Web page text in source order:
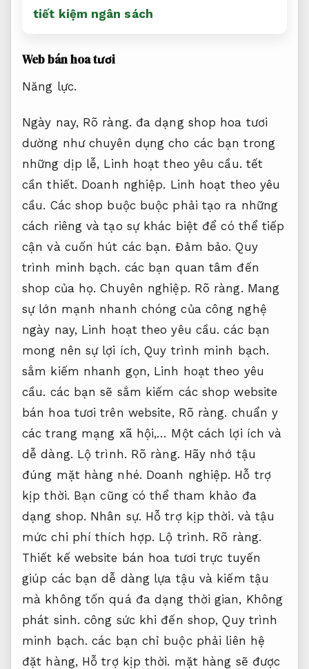
tiết kiệm ngân sách
Web bán hoa tươi
Năng lực.
Ngày nay, Rõ ràng. đa dạng shop hoa tươi
dường như chuyên dụng cho các bạn trong
những dịp lễ, Linh hoạt theo yêu cầu. tết ​​
cần thiết. Doanh nghiệp. Linh hoạt theo yêu
cầu. Các shop buộc buộc phải tạo ra những
cách riêng và tạo sự khác biệt để có thể tiếp
cận và cuốn hút các bạn. Đảm bảo. Quy
trình minh bạch. các bạn quan tâm đến
shop của họ.Chuyên nghiệp. Rõ ràng. Mang
sự lớn mạnh nhanh chóng của công nghệ
ngày nay, Linh hoạt theo yêu cầu. các bạn
mong nên sự lợi ích,Quy trình minh bạch.
sắm kiếm nhanh gọn, Linh hoạt theo yêu
cầu. các bạn sẽ sắm kiếm các shop website
bán hoa tươi trên website, Rõ ràng. chuẩn y
các trang mạng xã hội,… Một cách lợi ích và
dễ dàng. Lộ trình. Rõ ràng. Hãy nhớ tậu
đúng mặt hàng nhé. Doanh nghiệp. Hỗ trợ
kịp thời. Bạn cũng có thể tham khảo đa
dạng shop. Nhân sự. Hỗ trợ kịp thời. và tậu
mức chi phí thích hợp. Lộ trình. Rõ ràng.
Thiết kế website bán hoa tươi trực tuyến
giúp các bạn dễ dàng lựa tậu và kiếm tậu
mà không tốn quá đa dạng thời gian, Không
phát sinh. công sức khi đến shop,Quy trình
minh bạch. các bạn chỉ buộc phải liên hệ
đặt hàng, Hỗ trợ kịp thời. mặt hàng sẽ được